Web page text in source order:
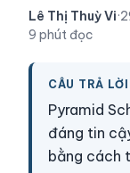
Lê Thị Thuỳ Vi·
9 phút đọc
CÂU TRẢ LỜI
Pyramid
đáng tin
bằng cách